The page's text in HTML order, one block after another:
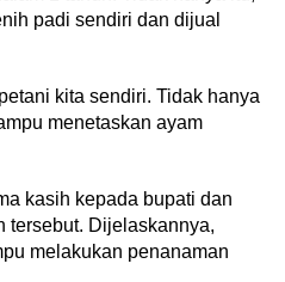
padi sendiri dan dijual
kita sendiri. Tidak hanya
menetaskan ayam
kasih kepada bupati dan
tersebut. Dijelaskannya,
melakukan penanaman